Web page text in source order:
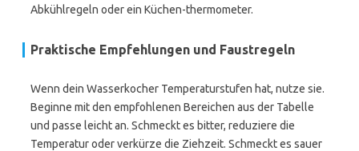
Abkühlregeln oder ein Küchen-thermometer.
Praktische Empfehlungen und Faustregeln
Wenn dein Wasserkocher Temperaturstufen hat, nutze sie.
Beginne mit den empfohlenen Bereichen aus der Tabelle
und passe leicht an. Schmeckt es bitter, reduziere die
Temperatur oder verkürze die Ziehzeit. Schmeckt es sauer